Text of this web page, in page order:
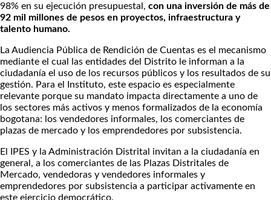
98% en su ejecución presupuestal, con una inversión de más de
92 mil millones de pesos en proyectos, infraestructura y
talento humano.
La Audiencia Pública de Rendición de Cuentas es el mecanismo
mediante el cual las entidades del Distrito le informan a la
ciudadanía el uso de los recursos públicos y los resultados de su
gestión. Para el Instituto, este espacio es especialmente
relevante porque su mandato impacta directamente a uno de
los sectores más activos y menos formalizados de la economía
bogotana: los vendedores informales, los comerciantes de
plazas de mercado y los emprendedores por subsistencia.
El IPES y la Administración Distrital invitan a la ciudadanía en
general, a los comerciantes de las Plazas Distritales de
Mercado, vendedoras y vendedores informales y
emprendedores por subsistencia a participar activamente en
este ejercicio democrático.